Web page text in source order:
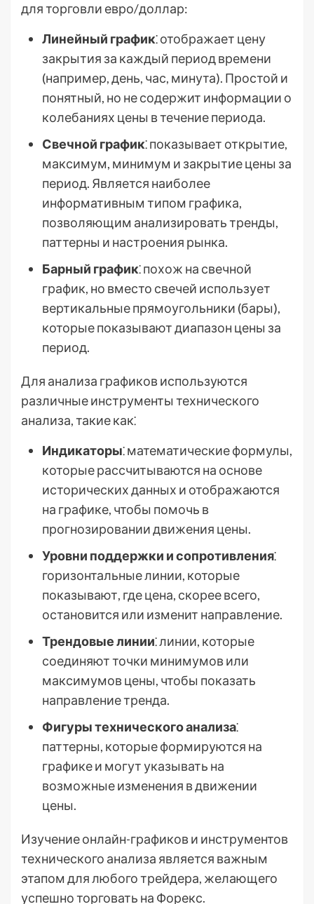
для торговли евро/доллар:
Линейный график⁚ отображает цену
закрытия за каждый период времени
(например, день, час, минута). Простой и
понятный, но не содержит информации о
колебаниях цены в течение периода.
Свечной график⁚ показывает открытие,
максимум, минимум и закрытие цены за
период. Является наиболее
информативным типом графика,
позволяющим анализировать тренды,
паттерны и настроения рынка.
Барный график⁚ похож на свечной
график, но вместо свечей использует
вертикальные прямоугольники (бары),
которые показывают диапазон цены за
период.
Для анализа графиков используются
различные инструменты технического
анализа, такие как⁚
Индикаторы⁚ математические формулы,
которые рассчитываются на основе
исторических данных и отображаются
на графике, чтобы помочь в
прогнозировании движения цены.
Уровни поддержки и сопротивления⁚
горизонтальные линии, которые
показывают, где цена, скорее всего,
остановится или изменит направление.
Трендовые линии⁚ линии, которые
соединяют точки минимумов или
максимумов цены, чтобы показать
направление тренда.
Фигуры технического анализа⁚
паттерны, которые формируются на
графике и могут указывать на
возможные изменения в движении
цены.
Изучение онлайн-графиков и инструментов
технического анализа является важным
этапом для любого трейдера, желающего
успешно торговать на Форекс.